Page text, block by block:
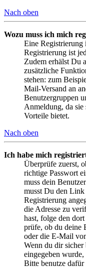
Nach oben
Wozu muss ich mich
Eine
Registrierung ist
Zudem erhälst Du
zusätzliche
stehen: zum
Mail-Versand an
Benutzergruppen
Anmeldung, da
Vorteile bietet.
Nach oben
Ich habe mich
Überprüfe zuerst,
richtige Passwort
muss dein
musst Du den
Registrierung
die Adresse zu
hast, folge den
prüfe, ob du deine
oder die E-Mail
Wenn du dir
eingegeben
Bitte benutze dafür